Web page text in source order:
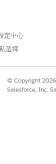
定中心
選擇
© Copyright
Salesforce, Inc.